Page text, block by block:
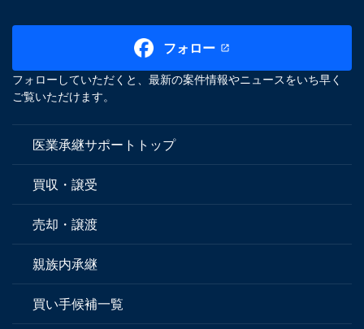
フォロー
フォローしていただくと、最新の案件情報やニュースをいち早く
ご覧いただけます。
医業承継サポートトップ
買収・譲受
売却・譲渡
親族内承継
買い手候補一覧